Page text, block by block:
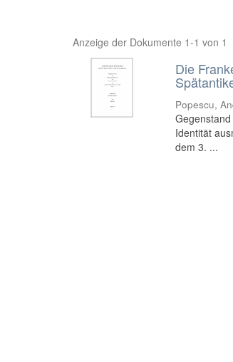
Anzeige der Dokumente 1-1 von 1
Die
Popescu,
Identität
dem 3. ...